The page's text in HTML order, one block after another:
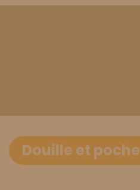
Douille et poche